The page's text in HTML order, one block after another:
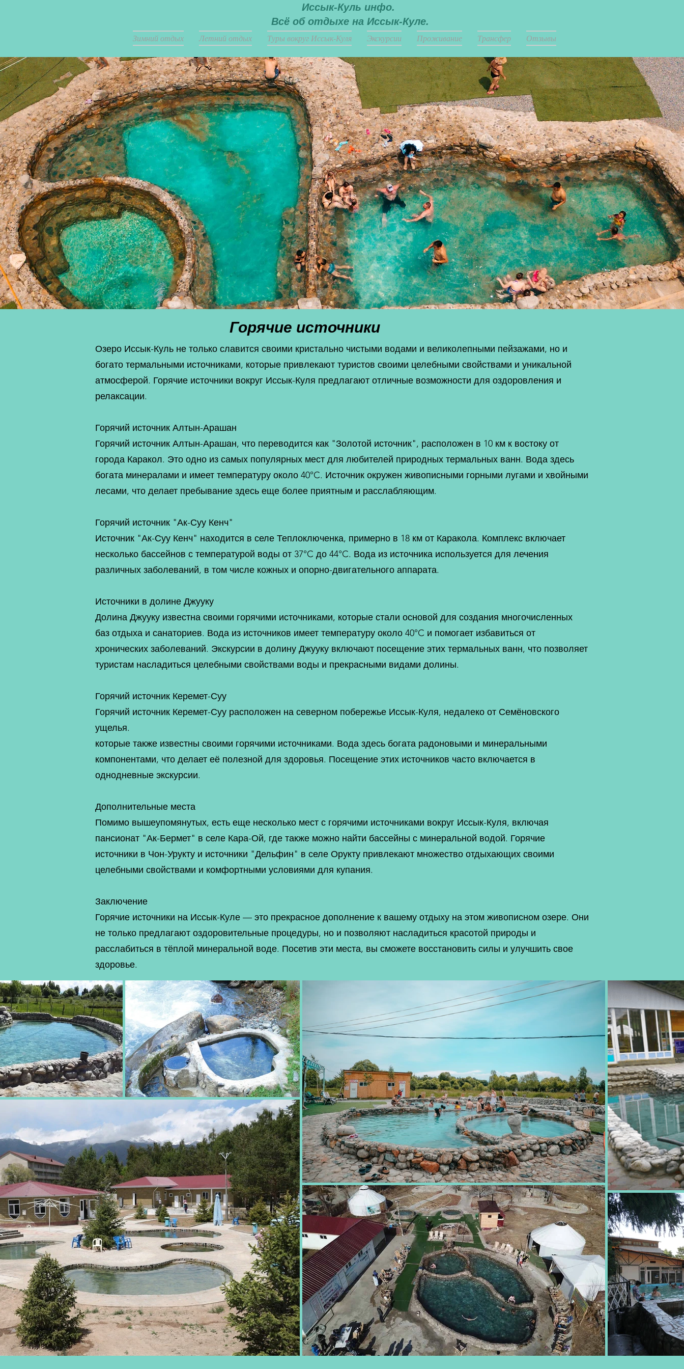
Иссык-Куль инфо.
Всё об отдыхе на Иссык-Куле.
Зимний отдых Летний отдых Туры вокруг Иссык-Куля Экскурсии Проживание Трансфер Отзывы
Горячие источники
Озеро Иссык-Куль не только славится своими кристально чистыми водами и великолепными пейзажами, но и
богато термальными источниками, которые привлекают туристов своими целебными свойствами и уникальной
атмосферой. Горячие источники вокруг Иссык-Куля предлагают отличные возможности для оздоровления и
релаксации.
Горячий источник Алтын-Арашан
Горячий источник Алтын-Арашан, что переводится как "Золотой источник", расположен в 10 км к востоку от
города Каракол. Это одно из самых популярных мест для любителей природных термальных ванн. Вода здесь
богата минералами и имеет температуру около 40°C. Источник окружен живописными горными лугами и хвойными
лесами, что делает пребывание здесь еще более приятным и расслабляющим.
Горячий источник "Ак-Суу Кенч"
Источник "Ак-Суу Кенч" находится в селе Теплоключенка, примерно в 18 км от Каракола. Комплекс включает
несколько бассейнов с температурой воды от 37°C до 44°C. Вода из источника используется для лечения
различных заболеваний, в том числе кожных и опорно-двигательного аппарата.
Источники в долине Джууку
Долина Джууку известна своими горячими источниками, которые стали основой для создания многочисленных
баз отдыха и санаториев. Вода из источников имеет температуру около 40°C и помогает избавиться от
хронических заболеваний. Экскурсии в долину Джууку включают посещение этих термальных ванн, что позволяет
туристам насладиться целебными свойствами воды и прекрасными видами долины.
Горячий источник Керемет-Суу
Горячий источник Керемет-Суу расположен на северном побережье Иссык-Куля, недалеко от Семёновского
ущелья.
которые также известны своими горячими источниками. Вода здесь богата радоновыми и минеральными
компонентами, что делает её полезной для здоровья. Посещение этих источников часто включается в
однодневные экскурсии.
Дополнительные места
Помимо вышеупомянутых, есть еще несколько мест с горячими источниками вокруг Иссык-Куля, включая
пансионат "Ак-Бермет" в селе Кара-Ой, где также можно найти бассейны с минеральной водой. Горячие
источники в Чон-Урукту и источники "Дельфин" в селе Орукту привлекают множество отдыхающих своими
целебными свойствами и комфортными условиями для купания.
Заключение
Горячие источники на Иссык-Куле — это прекрасное дополнение к вашему отдыху на этом живописном озере. Они
не только предлагают оздоровительные процедуры, но и позволяют насладиться красотой природы и
расслабиться в тёплой минеральной воде. Посетив эти места, вы сможете восстановить силы и улучшить свое
здоровье.